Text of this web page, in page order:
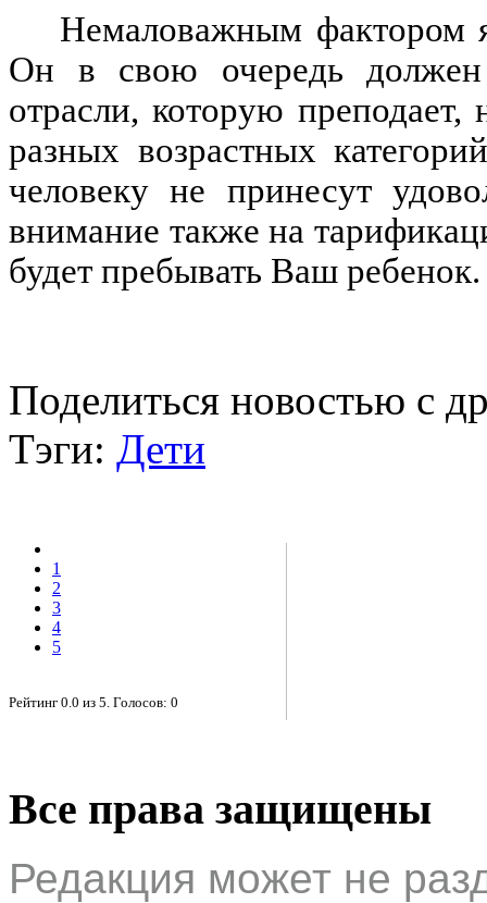
Немаловажным фактором
Он в свою очередь должен
отрасли, которую
разных возрастных
человеку не принесут
внимание также на
будет пребывать Ваш
Поделиться новостью с
Тэги: Дети
1
2
3
4
5
Рейтинг 0.0 из 5 . Голосов: 0
Все права защищены
Редакция может не